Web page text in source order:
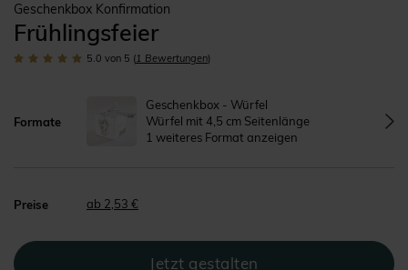
Geschenkbox Konfirmation
Frühlingsfeier
5.0 von 5 (1 Bewertungen)
Formate
Geschenkbox - Würfel
Würfel mit 4,5 cm Seitenlänge
1 weiteres Format anzeigen
Preise ab 2,53 €